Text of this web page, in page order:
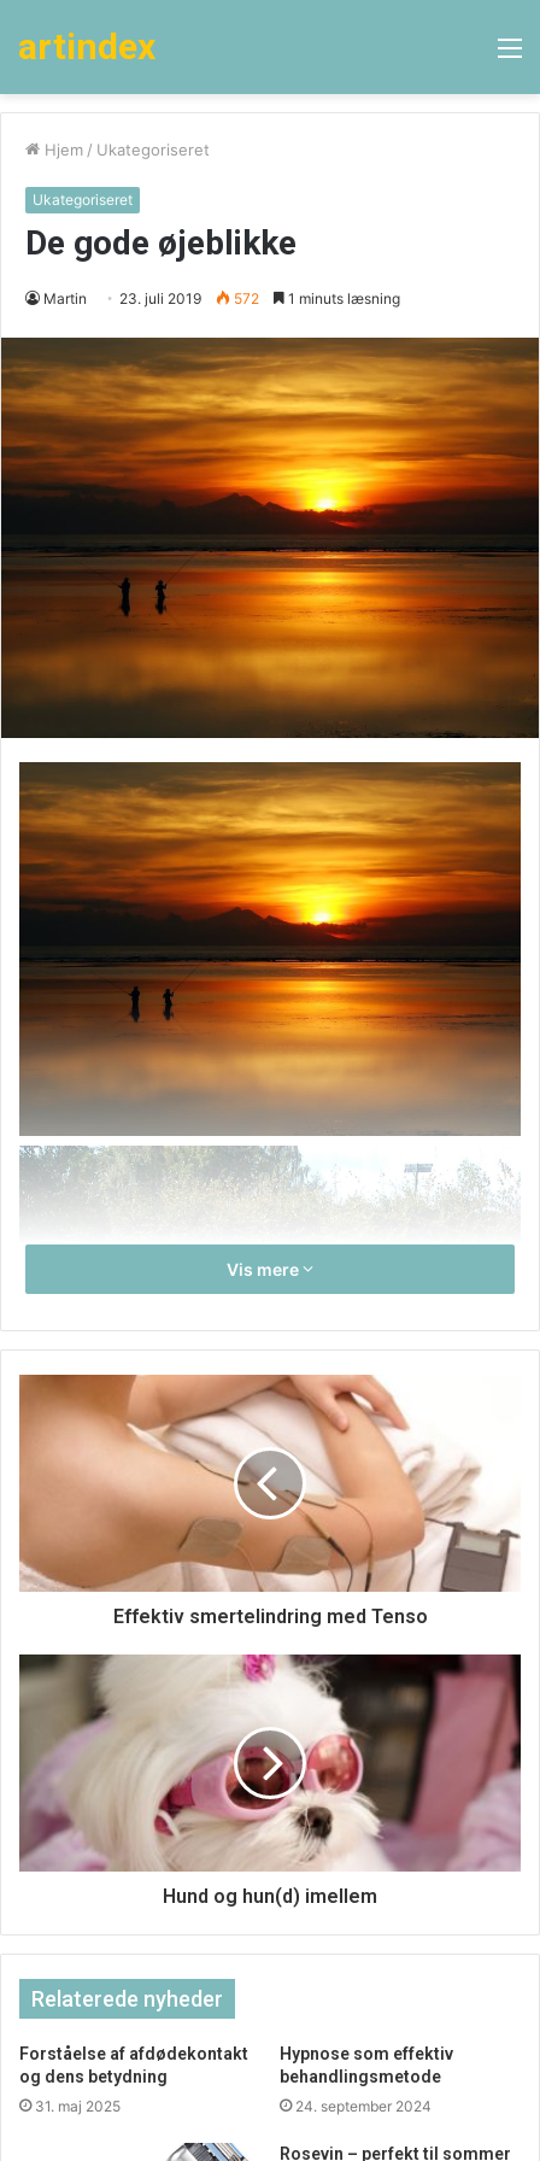
artindex
Hjem / Ukategoriseret
Ukategoriseret
De gode øjeblikke
Martin 23. juli 2019 572 1 minuts læsning
livets magi og de vigtige stunder. Dem vi kan leve længe
på, og dem opsøger vi. Men hvad er de gode stunder? Det
Vis mere
Effektiv smertelindring med Tenso
Hund og hun(d) imellem
Relaterede nyheder
Forståelse af afdødekontakt
og dens betydning
31. maj 2025
Hypnose som effektiv
behandlingsmetode
24. september 2024
Rosevin – perfekt til sommer